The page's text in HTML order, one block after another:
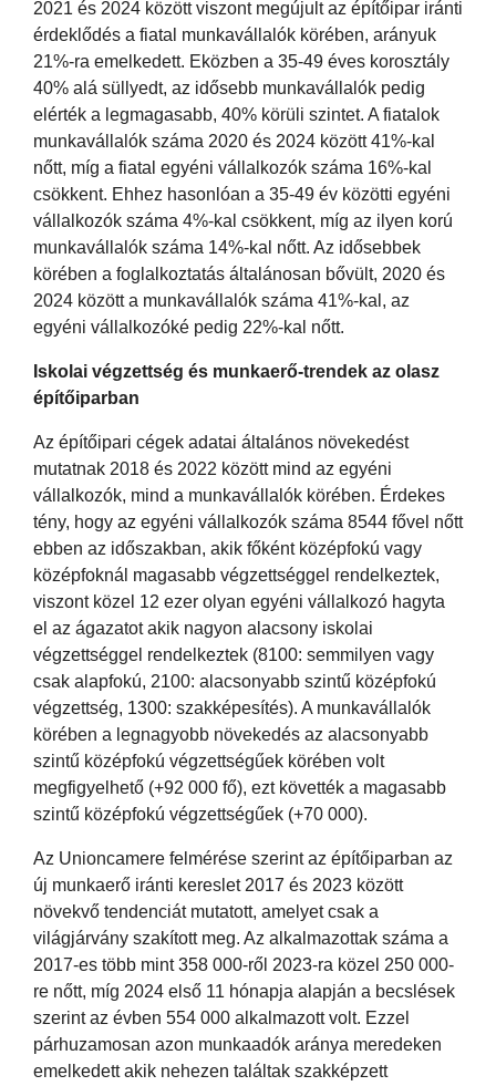
2021 és 2024 között viszont megújult az építőipar iránti
érdeklődés a fiatal munkavállalók körében, arányuk
21%-ra emelkedett. Eközben a 35-49 éves korosztály
40% alá süllyedt, az idősebb munkavállalók pedig
elérték a legmagasabb, 40% körüli szintet. A fiatalok
munkavállalók száma 2020 és 2024 között 41%-kal
nőtt, míg a fiatal egyéni vállalkozók száma 16%-kal
csökkent. Ehhez hasonlóan a 35-49 év közötti egyéni
vállalkozók száma 4%-kal csökkent, míg az ilyen korú
munkavállalók száma 14%-kal nőtt. Az idősebbek
körében a foglalkoztatás általánosan bővült, 2020 és
2024 között a munkavállalók száma 41%-kal, az
egyéni vállalkozóké pedig 22%-kal nőtt.
Iskolai végzettség és munkaerő-trendek az olasz
építőiparban
Az építőipari cégek adatai általános növekedést
mutatnak 2018 és 2022 között mind az egyéni
vállalkozók, mind a munkavállalók körében. Érdekes
tény, hogy az egyéni vállalkozók száma 8544 fővel nőtt
ebben az időszakban, akik főként középfokú vagy
középfoknál magasabb végzettséggel rendelkeztek,
viszont közel 12 ezer olyan egyéni vállalkozó hagyta
el az ágazatot akik nagyon alacsony iskolai
végzettséggel rendelkeztek (8100: semmilyen vagy
csak alapfokú, 2100: alacsonyabb szintű középfokú
végzettség, 1300: szakképesítés). A munkavállalók
körében a legnagyobb növekedés az alacsonyabb
szintű középfokú végzettségűek körében volt
megfigyelhető (+92 000 fő), ezt követték a magasabb
szintű középfokú végzettségűek (+70 000).
Az Unioncamere felmérése szerint az építőiparban az
új munkaerő iránti kereslet 2017 és 2023 között
növekvő tendenciát mutatott, amelyet csak a
világjárvány szakított meg. Az alkalmazottak száma a
2017-es több mint 358 000-ről 2023-ra közel 250 000-
re nőtt, míg 2024 első 11 hónapja alapján a becslések
szerint az évben 554 000 alkalmazott volt. Ezzel
párhuzamosan azon munkaadók aránya meredeken
emelkedett akik nehezen találtak szakképzett